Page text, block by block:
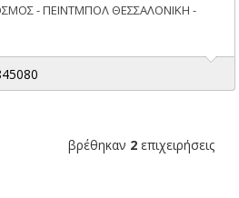
- ΠΕΙΝΤΜΠΟΛ ΘΕΣΣΑΛΟΝΙΚΗ -
βρέθηκαν 2 επιχειρήσεις